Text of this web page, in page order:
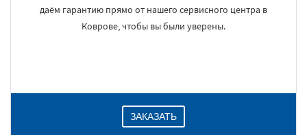
даём гарантию прямо от нашего сервисного центра в
Коврове, чтобы вы были уверены.
ЗАКАЗАТЬ